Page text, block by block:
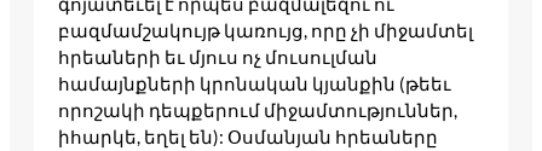
գոյատեւել է որպես բազմալեզու ու
բազմամշակույթ կառույց, որը չի միջամտել
հրեաների եւ մյուս ոչ մուսուլման
համայնքների կրոնական կյանքին (թեեւ
որոշակի դեպքերում միջամտություններ,
իհարկե, եղել են): Օսմանյան հրեաները